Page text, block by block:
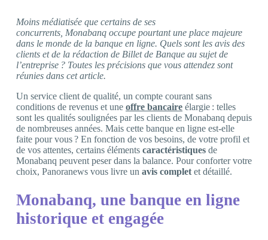
Moins médiatisée que certains de ses
concurrents, Monabanq occupe pourtant une place majeure
dans le monde de la banque en ligne. Quels sont les avis des
clients et de la rédaction de Billet de Banque au sujet de
l’entreprise ? Toutes les précisions que vous attendez sont
réunies dans cet article.
Un service client de qualité, un compte courant sans
conditions de revenus et une offre bancaire élargie : telles
sont les qualités soulignées par les clients de Monabanq depuis
de nombreuses années. Mais cette banque en ligne est-elle
faite pour vous ? En fonction de vos besoins, de votre profil et
de vos attentes, certains éléments caractéristiques de
Monabanq peuvent peser dans la balance. Pour conforter votre
choix, Panoranews vous livre un avis complet et détaillé.
Monabanq, une banque en ligne
historique et engagée